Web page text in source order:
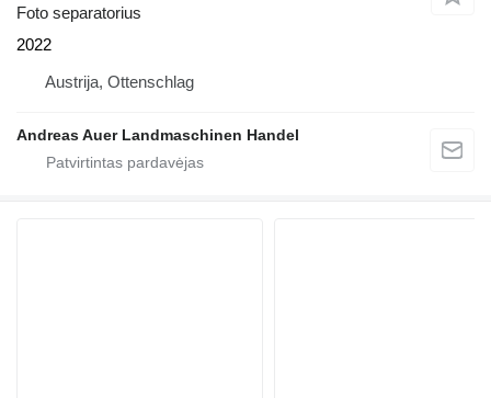
Foto separatorius
2022
Austrija, Ottenschlag
Andreas Auer Landmaschinen Handel